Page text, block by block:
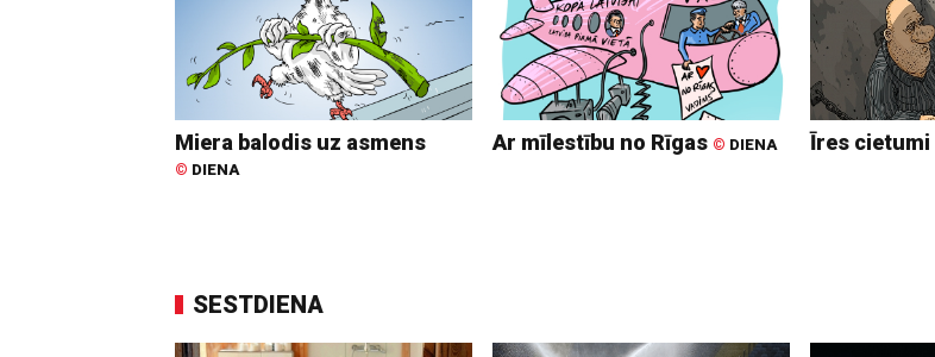
Miera balodis uz asmens
© DIENA
Ar mīlestību no Rīgas © DIENA Īres cietumi
SESTDIENA